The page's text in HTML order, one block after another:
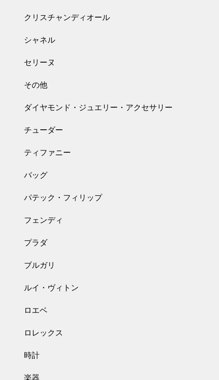
クリスチャンディオール
シャネル
セリーヌ
その他
ダイヤモンド・ジュエリー・アクセサリー
チューダー
ティファニー
バッグ
パテック・フィリップ
フェンディ
プラダ
ブルガリ
ルイ・ヴィトン
ロエベ
ロレックス
時計
楽器